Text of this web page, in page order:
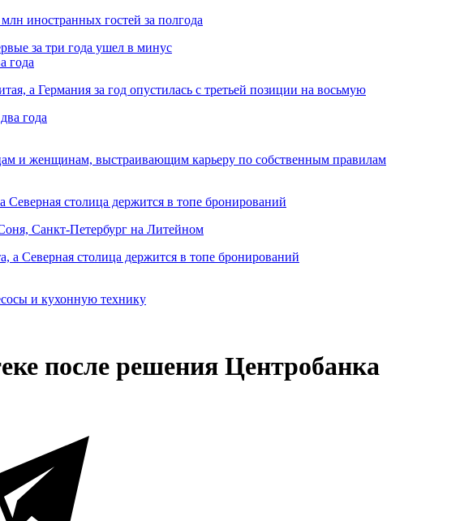
иностранных гостей за полгода
года
а Германия за год опустилась с третьей позиции на восьмую
и женщинам, выстраивающим карьеру по собственным правилам
столица держится в топе бронирований
Санкт-Петербург на Литейном
и кухонную технику
после решения Центробанка